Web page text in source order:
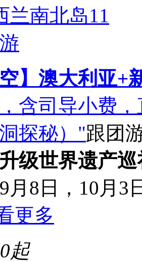
空】澳大利亚+
含司导小费
探秘）"跟团
级世界遗产巡
月8日，10月3
更多
起